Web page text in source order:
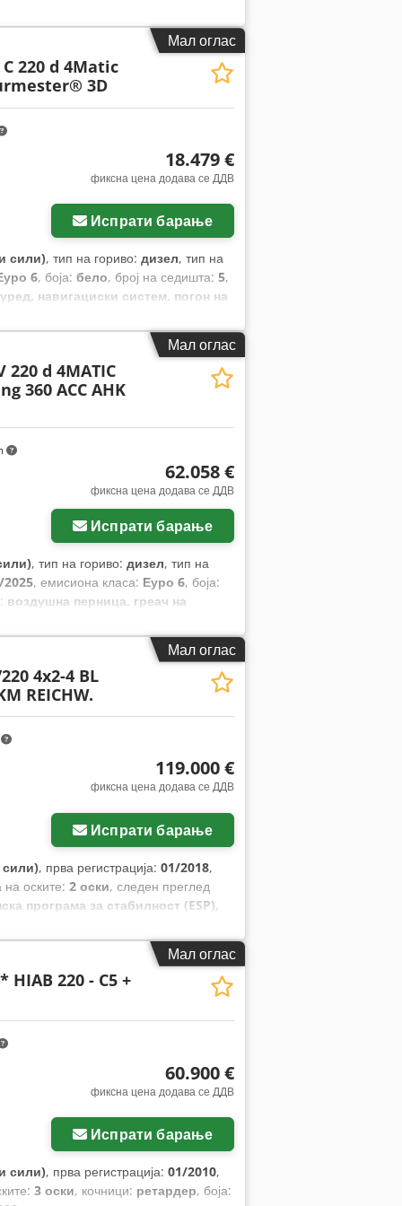
Мал оглас
C 220 d 4Matic
3D
18.479 €
фиксна цена додава се ДДВ
Испрати барање
сили), тип на гориво: дизел, тип на
6, боја: бело, број на седишта: 5,
навигациски систем, погон на
заклучување
Мал оглас
220 d 4MATIC
360 ACC AHK
62.058 €
фиксна цена додава се ДДВ
Испрати барање
, тип на гориво: дизел, тип на
2025, емисиона класа: Еуро 6, боја:
воздушна перница, греач на
систем, погон на сите
темпомат, филтер за
Мал оглас
4x2-4 BL
REICHW.
119.000 €
фиксна цена додава се ДДВ
Испрати барање
сили), прва регистрација: 01/2018,
на оските: 2 оски, следен преглед
програма за стабилност (ESP),
Мал оглас
HIAB 220 - C5 +
60.900 €
фиксна цена додава се ДДВ
Испрати барање
сили), прва регистрација: 01/2010,
3 оски, кочници: ретардер, боја: